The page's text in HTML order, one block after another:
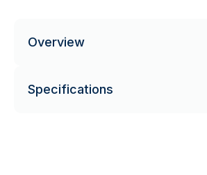
Overview
Specifications